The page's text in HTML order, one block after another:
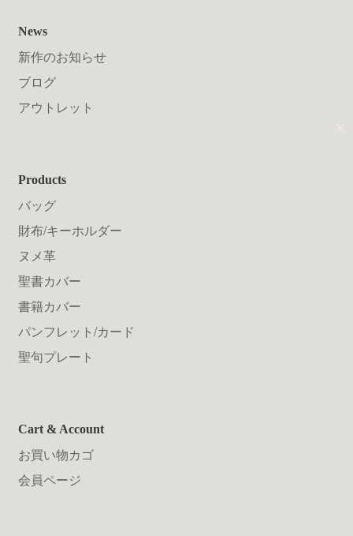
送料について
News
新作のお知らせ
ブログ
アウトレット
Products
バッグ
財布/キーホルダー
ヌメ革
聖書カバー
書籍カバー
パンフレット/カード
聖句プレート
Cart & Account
お買い物カゴ
会員ページ